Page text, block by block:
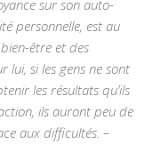
sur son auto-
personnelle, est au
être et des
lui, si les gens ne sont
les résultats qu’ils
ils auront peu de
aux difficultés. –